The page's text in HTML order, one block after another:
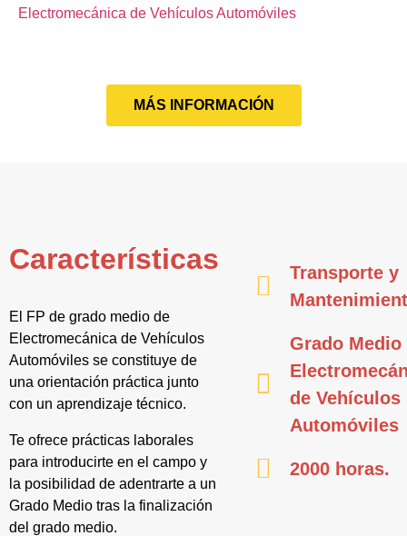
Electromecánica de Vehículos Automóviles
MÁS INFORMACIÓN
Características
El FP de grado medio de
Electromecánica de Vehículos
Automóviles se constituye de
una orientación práctica junto
con un aprendizaje técnico.
Te ofrece prácticas laborales
para introducirte en el campo y
la posibilidad de adentrarte a un
Grado Medio tras la finalización
del grado medio.
Transporte y
Grado Medio
de Vehículos
Automóviles
2000 horas.